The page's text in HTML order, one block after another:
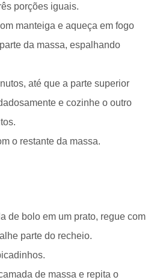
porções iguais.
manteiga e aqueça em fogo
da massa, espalhando
até que a parte superior
e cozinhe o outro
o restante da massa.
de bolo em um prato, regue com
parte do recheio.
de massa e repita o